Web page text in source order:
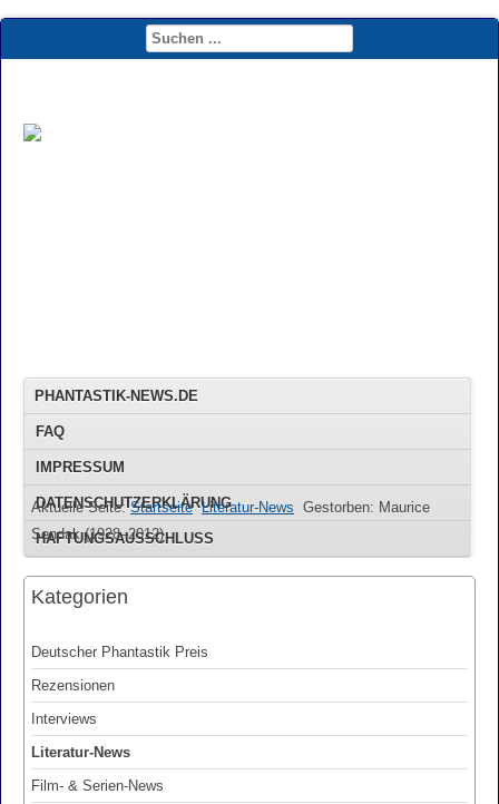
PHANTASTIK-NEWS.DE
FAQ
IMPRESSUM
DATENSCHUTZERKLÄRUNG
HAFTUNGSAUSSCHLUSS
Aktuelle Seite:Startseite Literatur-News Gestorben: Maurice
Sendak (1928–2012)
Kategorien
Deutscher Phantastik Preis
Rezensionen
Interviews
Literatur-News
Film- & Serien-News